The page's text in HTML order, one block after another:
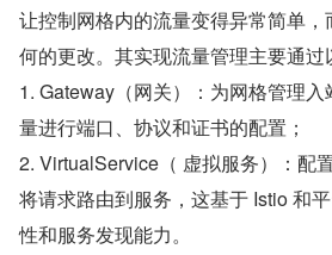
让控制网格内的流量变得异常简单
何的更改。其实现流量管理主要通过
1. Gateway（网关）：为网格管理
量进行端口、协议和证书的配置；
2. VirtualService（ 虚拟服务）：配
将请求路由到服务，这基于 Istio 和
性和服务发现能力。